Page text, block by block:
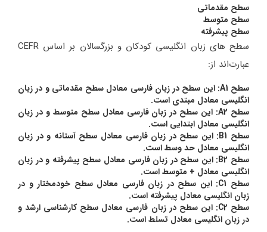
سطح مقدماتی
سطح متوسط
سطح پیشرفته
سطح های زبان انگلیسی کودکان و بزرگسالان بر اساس CEFR
عبارت‌اند از:
سطح A1: این سطح در زبان فارسی معادل سطح مقدماتی و در زبان
انگلیسی معادل مبتدی است.
سطح A2: این سطح در زبان فارسی معادل سطح متوسط و در زبان
انگلیسی معادل ابتدایی است.
سطح B1: این سطح در زبان فارسی معادل سطح آستانه و در زبان
انگلیسی معادل حد وسط است.
سطح B2: این سطح در زبان فارسی معادل سطح پیشرفته و در زبان
انگلیسی معادل + متوسط است.
سطح C1: این سطح در زبان فارسی معادل سطح خودمختار و در
زبان انگلیسی معادل پیشرفته است.
سطح C2: این سطح در زبان فارسی معادل سطح کارشناسی ارشد و
در زبان انگلیسی معادل تسلط است.